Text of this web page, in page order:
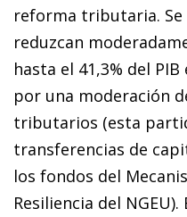
reforma tributaria. Se
reduzcan
hasta el 41,3% del PIB
por una moderación
tributarios (esta
transferencias de
los fondos del
Resiliencia del